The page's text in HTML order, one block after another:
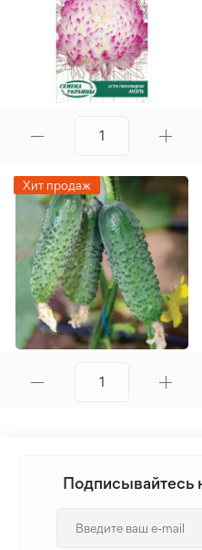
Хит продаж
Подписывайтесь